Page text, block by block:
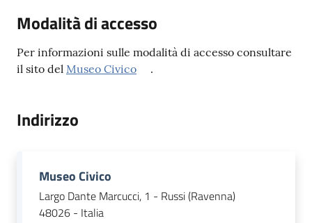
Modalità di accesso
Per informazioni sulle modalità di accesso consultare
il sito del Museo Civico .
Indirizzo
Museo Civico
Largo Dante Marcucci, 1 - Russi (Ravenna)
48026 - Italia